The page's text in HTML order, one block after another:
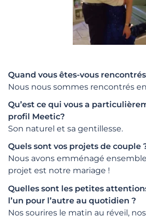
Quand vous êtes-vous
Nous nous sommes rencontrés
Qu’est ce qui vous a
profil Meetic?
Son naturel et sa gentillesse.
Quels sont vos projets de couple
Nous avons emménagé
projet est notre mariage !
Quelles sont les petites
l’un pour l’autre au quotidien ?
Nos sourires le matin au réveil,